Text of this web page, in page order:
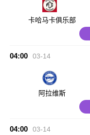
卡哈马卡俱乐部
04:00 03-14
阿拉维斯
04:00 03-14